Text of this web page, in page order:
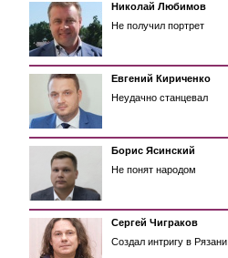
Николай Любимов
Не получил портрет
Евгений Кириченко
Неудачно станцевал
Борис Ясинский
Не понят народом
Сергей Чиграков
Создал интригу в Рязани